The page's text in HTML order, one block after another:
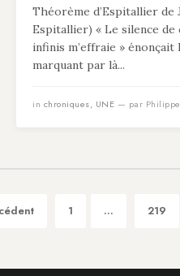
Théorème d’Espitallier de
Espitallier) « Le silence de
infinis m’effraie » énonçait
marquant par là...
in chroniques, UNE — par
1 ... 219